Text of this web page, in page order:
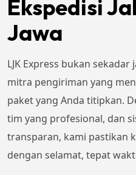
Ekspedisi
Jawa
LJK Express bukan
mitra pengiriman yang
paket yang Anda titipkan.
tim yang profesional, dan
transparan, kami pastikan
dengan selamat, tepat